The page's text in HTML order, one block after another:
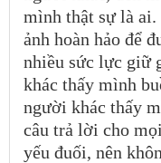
mình thật sự là
ảnh hoàn hảo để
nhiều sức lực giữ
khác thấy mình
người khác thấy
câu trả lời cho
yếu đuối, nên